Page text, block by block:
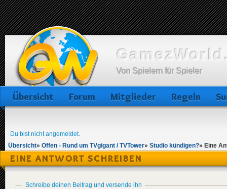
Von Spielern für Spieler
Übersicht Forum Mitglieder Regeln
Du bist nicht angemeldet.
Übersicht» Offen - Rund um TVgigant / TVTower» Studio kündigen?» Eine
EINE ANTWORT SCHREIBEN
Schreibe deinen Beitrag und versende ihn